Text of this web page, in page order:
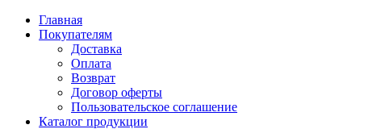
Главная
Покупателям
Доставка
Оплата
Возврат
Договор оферты
Пользовательское соглашение
Каталог продукции